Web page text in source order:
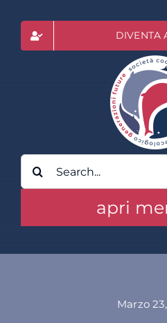
contenuto
DIVENTA
Cerca
per:
apri
CLASS
Marzo